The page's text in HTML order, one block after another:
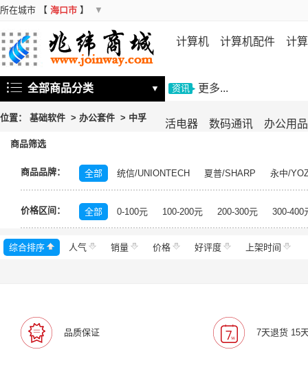
所在城市 【 海口市 】 ▼
计算机 计算机配件 计
机 存储设备
活电器 数码通讯 办公用品
全部商品分类 ▼ 资讯 更多...
位置： 基础软件 > 办公套件 > 中孚
商品筛选
商品品牌： 全部 统信/UNIONTECH 夏普/SHARP
永中/
中科方德/nfs-china
银河麒麟/KYLIN
神州网信/
福昕
兴唐 书生 中科方德 北信源
达梦数
数科
中电科金仓 银河 金碟 东方通 金蝶
价格区间： 全部 0-100元 100-200元 200-300元 300-400
综合排序 人气 销量 价格 好评度 上架时间
品质保证 7天退货 15